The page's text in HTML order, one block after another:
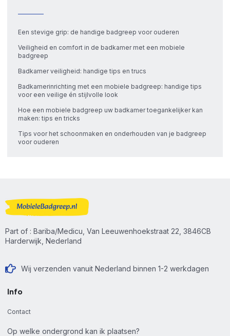
Een stevige grip: de handige badgreep voor ouderen
Veiligheid en comfort in de badkamer met een mobiele
badgreep
Badkamer veiligheid: handige tips en trucs
Badkamerinrichting met een mobiele badgreep: handige tips
voor een veilige én stijlvolle look
Hoe een mobiele badgreep uw badkamer toegankelijker kan
maken: tips en tricks
Tips voor het schoonmaken en onderhouden van je badgreep
voor ouderen
Part of : Bariba/Medicu, Van Leeuwenhoekstraat 22, 3846CB
Harderwijk, Nederland
Wij verzenden vanuit Nederland binnen 1-2 werkdagen
Info
Contact
Op welke ondergrond kan ik plaatsen?